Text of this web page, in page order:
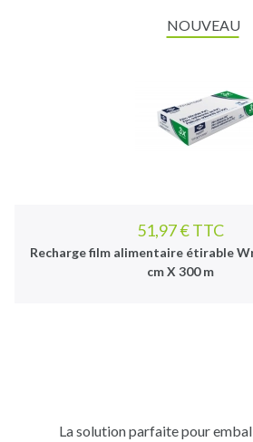
NOUVEAU
51,97 € TTC
Recharge film alimentaire étirable
cm X 300 m
La solution parfaite pour